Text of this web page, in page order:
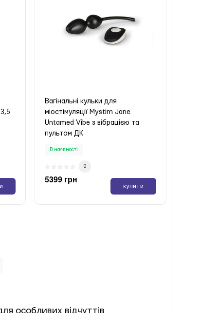
Вагінальні кульки для
міостімуляції Mystim Jane
Untamed Vibe з вібрацією та
пультом ДК
В наявності
0
5399 грн
купити
особливих відчуттів